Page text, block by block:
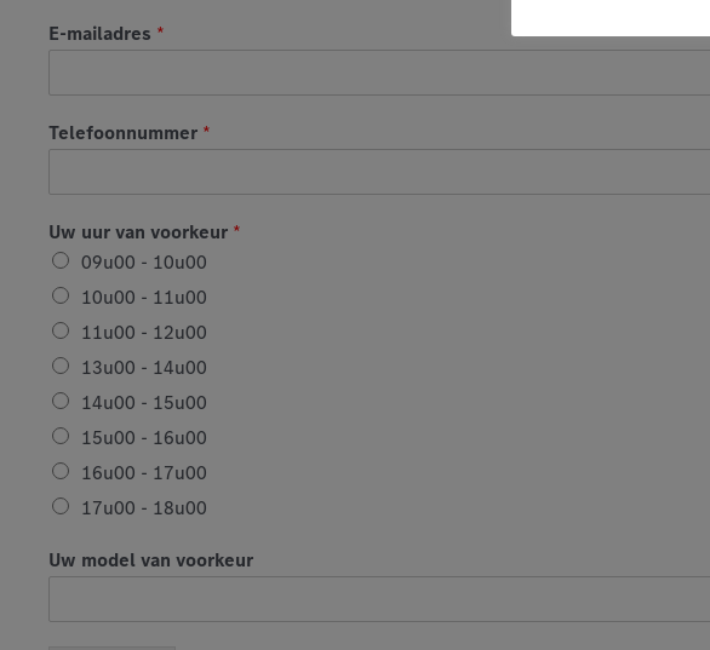
E-mailadres *
T
e
e
o
o
n
u
m
m
e
r
*
E
-
a
i
a
Telefoonnummer *
Uw uur van voorkeur *
09u00 - 10u00
10u00 - 11u00
11u00 - 12u00
13u00 - 14u00
14u00 - 15u00
15u00 - 16u00
16u00 - 17u00
17u00 - 18u00
Uw model van voorkeur